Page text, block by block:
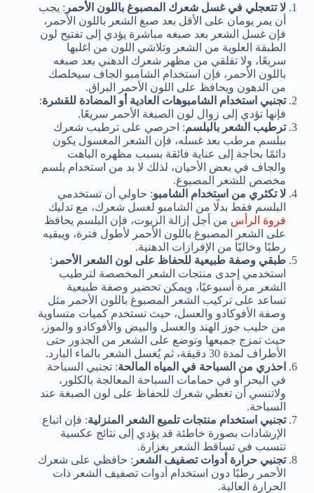
لا تتعجلي في غسل شعرك المصبوغ باللون الأحمر : يجب
أن يمر يومان على الأقل بعد صبغ الشعر باللون الأحمر،
فإن غسل الشعر بعد صبغه مباشرة يؤدي إلى تفتيح لون
الطبقة العلوية من الشعر وتلاشي اللون من اغلبها
سريعًا، ولا تقلقي من مظهر شعرك الدهني بعد صبغه
باللون الأحمر، فإن استخدام الشامبو الجاف سيخلصك
من الدهون ويحافظ على اللون الأحمر البراق.
تجنبي استخدام الشامبوهات العادية أو المضادة للقشرة:
فإنها تؤدي إلى زوال لون الصبغة الأحمر سريعًا.
ترطيب الشعر بالبلسم: احرصي على ترطيب شعرك
ببلسم مرطب بعد غسله، فإن الشعر المغسول يكون
دائمًا بحاجة إلى عناية فائقة بسبب مظهره الباهت
والجاف في بعض الأحيان، لذلك لا بد من استخدام بلسم
مخصص للشعر المصبوغ.
لا تكثري من استخدام الشامبو: حاولي أن تستخدمي
البلسم فقط بدلًا من الشامبو لغسل شعرك، مع تدليك
فروة الرأس من أجل إزالة الزيوت، فإن البلسم يحافظ
على الشعر المصبوغ باللون الأحمر لأطول فترة، ويبقيه
رطبًا وخاليًا من الإفرازات الدهنية.
طبقي وصفة طبيعية للحفاظ على لون الشعر الأحمر :
استخدمي إحدى منتجات الشعر المخصصة لترطيب
الشعر مرة أسبوعيًا، ويمكن تحضير وصفة طبيعية
تساعد على تركيب الشعر المصبوغ باللون الأحمر مثل
وصفة الأفوكادو والعسل، حيث تستخدم كميات متساوية
من حليب جوز الهند والعسل والبيض والأفوكادو والموز،
حيث تمزج جميعها وتوضع على الشعر من الجذور حتى
الأطراف لمدة 30 دقيقة، ثم يُغسل الشعر بالماء البارد.
احذري من السباحة في المياه المالحة: تجنبي السباحة
في البحر أو في حمامات السباحة المعالجة بالكلور،
ولاتنسي أن تغطي شعرك للحفاظ على لون الصبغة عند
السباحة.
تجنبي استخدام منتجات تلميع الشعر المنزلية: فإن اتباع
الإرشادات بصورة خاطئة قد يؤدي إلى نتائج عكسية
تتسبب في تساقط الشعر بغزارة.
تجنبي حرارة أدوات تصفيف الشعر : حافظي على شعرك
الأحمر رطبًا دون استخدام أدوات تصفيف الشعر ذات
الحرارة العالية.